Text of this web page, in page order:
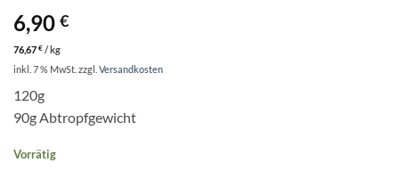
6,90 €
76,67 € / kg
inkl. 7 % MwSt. zzgl. Versandkosten
120g
90g Abtropfgewicht
Vorrätig